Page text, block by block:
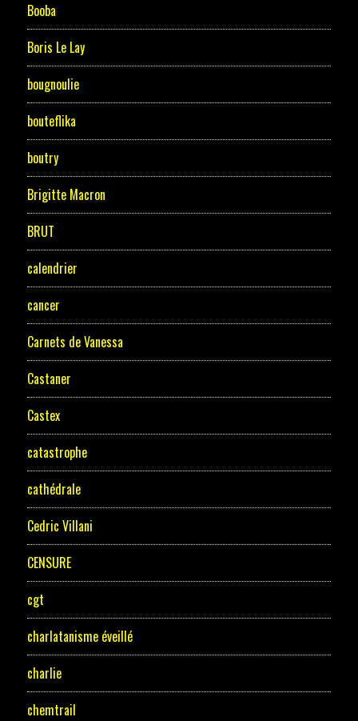
Booba
Boris Le Lay
bougnoulie
bouteflika
boutry
Brigitte Macron
BRUT
calendrier
cancer
Carnets de Vanessa
Castaner
Castex
catastrophe
cathédrale
Cedric Villani
CENSURE
cgt
charlatanisme éveillé
charlie
chemtrail